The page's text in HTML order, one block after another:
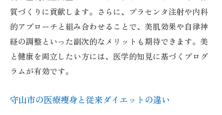
質づくりに貢献します。さらに、プラセンタ注射や内科
的アプローチと組み合わせることで、美肌効果や自律神
経の調整といった副次的なメリットも期待できます。美
と健康を両立したい方には、医学的知見に基づくプログ
ラムが有効です。
守山市の医療痩身と従来ダイエットの違い